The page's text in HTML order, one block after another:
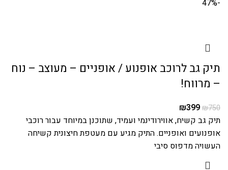
-47%
תיק גב לרוכב אופנוע / אופניים – מעוצב – נוח
– מרווח!
₪750
₪399
תיק גב קשיח, אווירודינמי ועמיד, שתוכנן במיוחד עבור רוכבי
אופנועים ואופניים. התיק מגיע עם מעטפת חיצונית קשיחה
העשויה מדפוס סיבי